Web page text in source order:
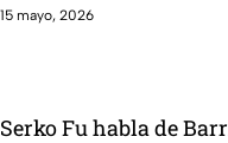
Batman: El Legado del
15 mayo, 2026
Serko Fu habla de